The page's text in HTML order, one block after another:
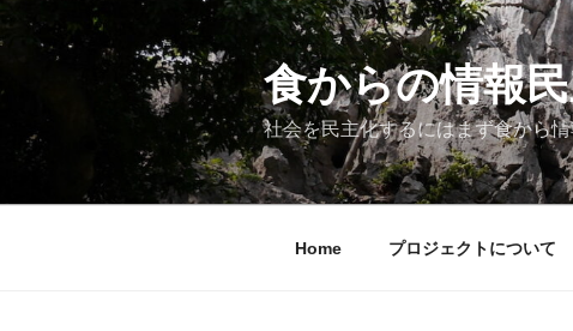
ン
ン
食からの情報
社会を民主化するにはまず食から
Home プロジェクトについて